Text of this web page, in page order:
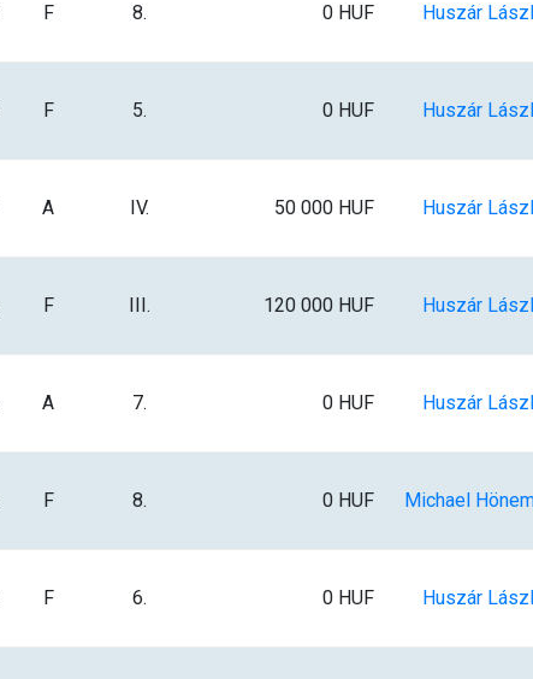
F 8. 0 HUF Huszár
F 5. 0 HUF Huszár
A IV. 50 000 HUF Huszár
F III. 120 000 HUF Huszár
A 7. 0 HUF Huszár
F 8. 0 HUF Michael
F 6. 0 HUF Huszár